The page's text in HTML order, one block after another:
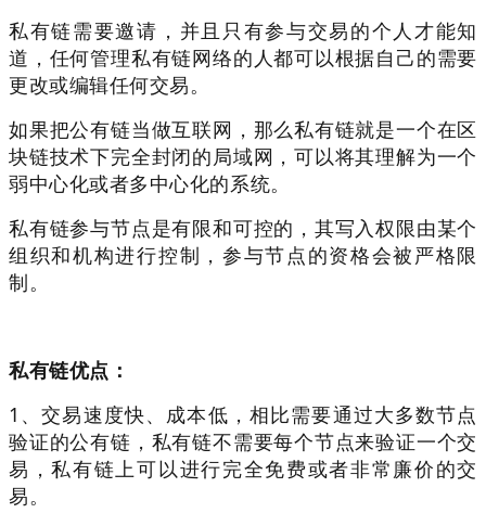
私有链需要邀请，并且只有参与交易的个人才能知
道，任何管理私有链网络的人都可以根据自己的需要
更改或编辑任何交易。
如果把公有链当做互联网，那么私有链就是一个在区
块链技术下完全封闭的局域网，可以将其理解为一个
弱中心化或者多中心化的系统。
私有链参与节点是有限和可控的，其写入权限由某个
组织和机构进行控制，参与节点的资格会被严格限
制。
私有链优点：
1、交易速度快、成本低，相比需要通过大多数节点
验证的公有链，私有链不需要每个节点来验证一个交
易，私有链上可以进行完全免费或者非常廉价的交
易。